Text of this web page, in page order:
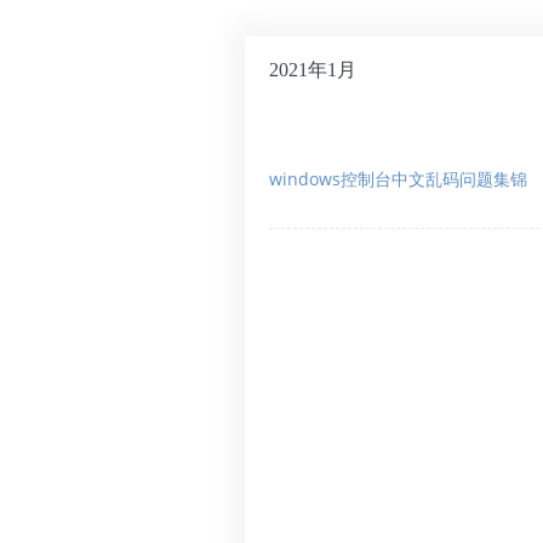
2021年1月
windows控制台中文乱码问题集锦